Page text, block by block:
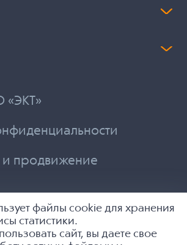
и продвижение
файлы cookie для хранения
статистики.
сайт, вы даете свое